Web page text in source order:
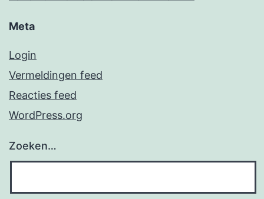
Meta
Login
Vermeldingen feed
Reacties feed
WordPress.org
Zoeken…